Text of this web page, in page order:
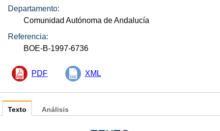
Departamento:
Comunidad Autónoma de Andalucía
Referencia:
BOE-B-1997-6736
PDF XML
Texto Análisis